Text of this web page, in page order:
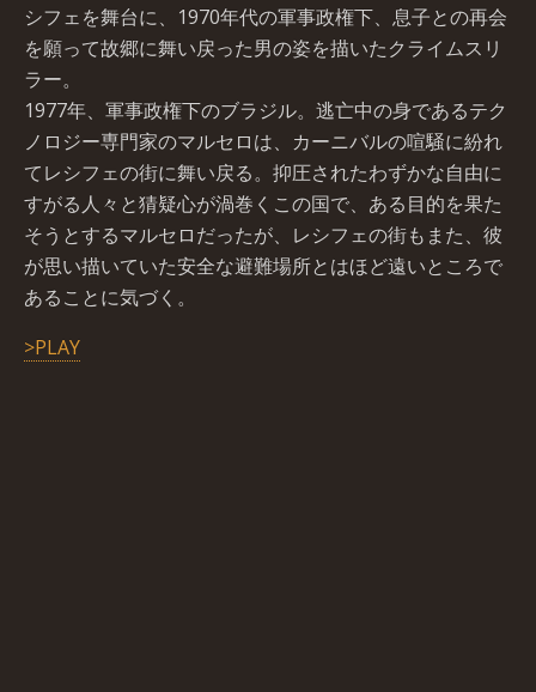
シフェを舞台に、1970年代の軍事政権下、息子との再会
を願って故郷に舞い戻った男の姿を描いたクライムスリ
ラー。
1977年、軍事政権下のブラジル。逃亡中の身であるテク
ノロジー専門家のマルセロは、カーニバルの喧騒に紛れ
てレシフェの街に舞い戻る。抑圧されたわずかな自由に
すがる人々と猜疑心が渦巻くこの国で、ある目的を果た
そうとするマルセロだったが、レシフェの街もまた、彼
が思い描いていた安全な避難場所とはほど遠いところで
あることに気づく。
>PLAY